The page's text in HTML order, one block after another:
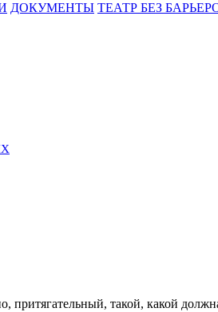
ДОКУМЕНТЫ ТЕАТР БЕЗ
такой, какой